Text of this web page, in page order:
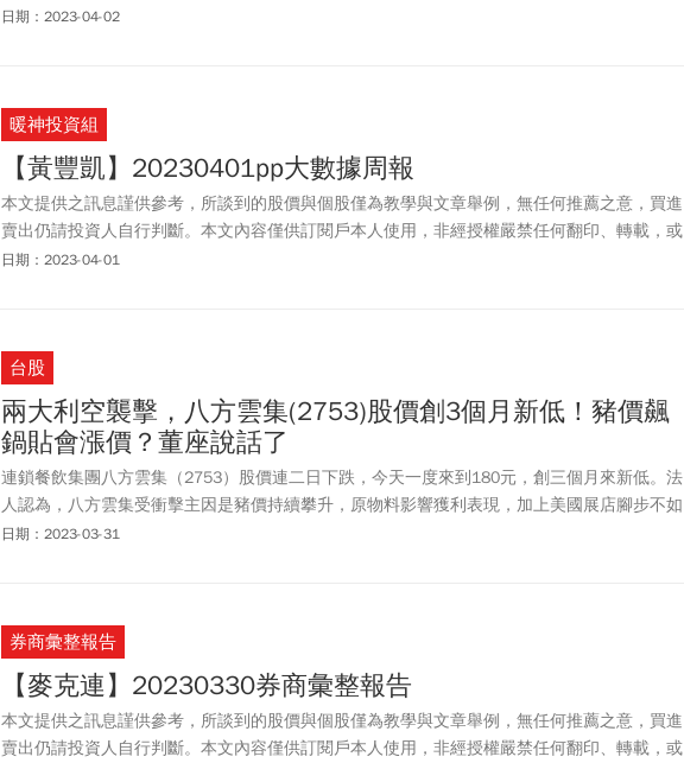
以任何型態傳播於他人。
日期：2023-04-02
暖神投資組
【黃豐凱】20230401pp大數據周報
本文提供之訊息謹供參考，所談到的股價與個股僅為教學與文章舉例，無任何推薦之意，買進
賣出仍請投資人自行判斷。本文內容僅供訂閱戶本人使用，非經授權嚴禁任何翻印、轉載，或
以任何型態傳播於他人。
日期：2023-04-01
台股
兩大利空襲擊，八方雲集(2753)股價創3個月新低！豬價飆
鍋貼會漲價？董座說話了
連鎖餐飲集團八方雲集（2753）股價連二日下跌，今天一度來到180元，創三個月來新低。法
人認為，八方雲集受衝擊主因是豬價持續攀升，原物料影響獲利表現，加上美國展店腳步不如
預期所致。
日期：2023-03-31
券商彙整報告
【麥克連】20230330券商彙整報告
本文提供之訊息謹供參考，所談到的股價與個股僅為教學與文章舉例，無任何推薦之意，買進
賣出仍請投資人自行判斷。本文內容僅供訂閱戶本人使用，非經授權嚴禁任何翻印、轉載，或